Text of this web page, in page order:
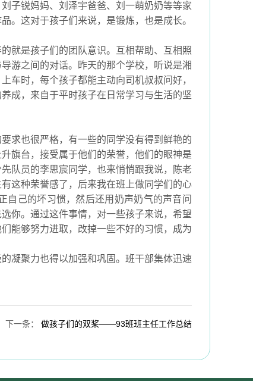
子锐妈妈、刘泽宇爸爸、刘一萌奶奶等等家
。这对于孩子们来说，是锻炼，也是成长。
就是孩子们的团队意识。互相帮助、互相照
游之间的对话。昨天的那个学校，听说是湘
车时，每个孩子都能主动向司机叔叔问好，
成，来自于平时孩子在日常学习与生活的坚
求也很严格，有一些的同学没有得到鲜艳的
旗台，接受属于他们的荣誉，他们的眼神是
队员的李思宸同学，也来悄悄跟我说，陈老
这种荣誉感了，后来我在班上做同学们的心
自己的坏习惯，然后还用奶声奶气的声音问
你。通过这件事情，对一些孩子来说，希望
能够努力进取，改掉一些不好的习惯，成为
凝聚力也得以加强和巩固。班干部集体迅速
下一条： 做孩子们的双桨——93班班主任工作总结